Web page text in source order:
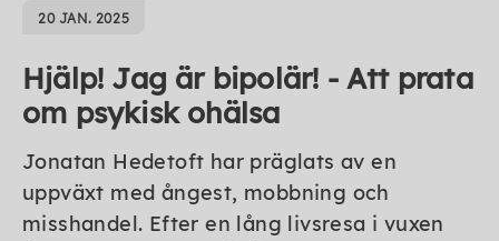
20 JAN. 2025
Hjälp! Jag är bipolär! - Att prata
om psykisk ohälsa
Jonatan Hedetoft har präglats av en
uppväxt med ångest, mobbning och
misshandel. Efter en lång livsresa i vuxen